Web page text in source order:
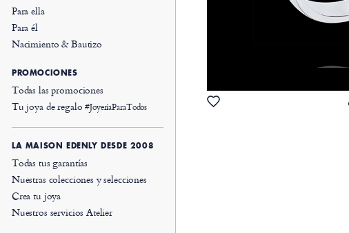
Para ella
Para él
Nacimiento & Bautizo
PROMOCIONES
Todas las promociones
Tu joya de regalo#JoyeríaParaTodos
LA MAISON EDENLY DESDE 2008
Todas tus garantías
Nuestras colecciones y selecciones
Crea tu joya
Nuestros servicios Atelier